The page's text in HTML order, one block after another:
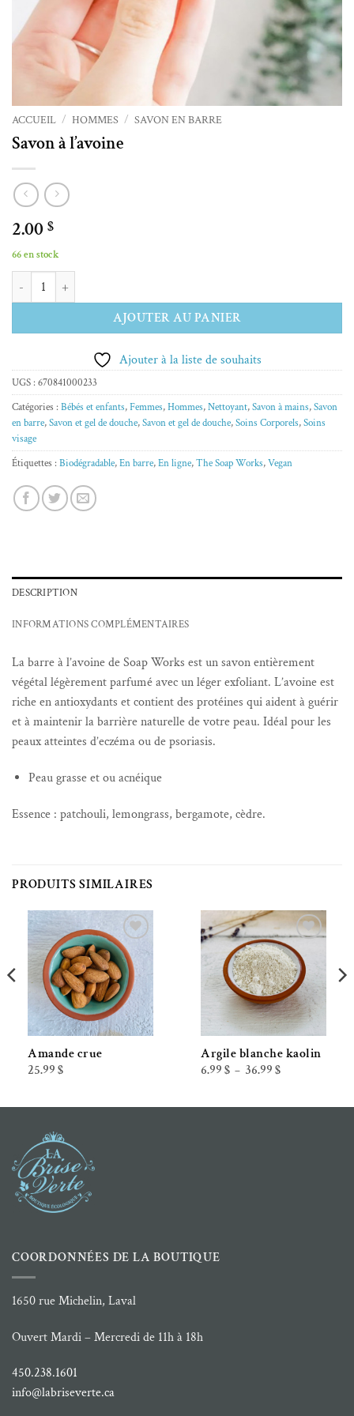
ACCUEIL / HOMMES / SAVON EN BARRE
Savon à l’avoine
2.00 $
66 en stock
quantité de Savon à l'avoine
AJOUTER AU PANIER
Alternative:
Ajouter à la liste de souhaits
UGS : 670841000233
Catégories : Bébés et enfants,Femmes,Hommes,Nettoyant,Savon à mains,Savon
en barre,Savon et gel de douche,Savon et gel de douche,Soins Corporels,Soins
visage
Étiquettes : Biodégradable,En barre,En ligne,The Soap Works,Vegan
DESCRIPTION
INFORMATIONS COMPLÉMENTAIRES
La barre à l’avoine de Soap Works est un savon entièrement
végétal légèrement parfumé avec un léger exfoliant. L’avoine est
riche en antioxydants et contient des protéines qui aident à guérir
et à maintenir la barrière naturelle de votre peau. Idéal pour les
peaux atteintes d’eczéma ou de psoriasis.
Peau grasse et ou acnéique
Essence : patchouli, lemongrass, bergamote, cèdre.
PRODUITS SIMILAIRES
Ajouter à la liste de souhaits
Amande crue
25.99 $
Ajouter à la liste de souhaits
Argile blanche kaolin
6.99 $ – 36.99 $Plage
à
COORDONNÉES DE LA BOUTIQUE
1650 rue Michelin, Laval
Ouvert Mardi – Mercredi de 11h à 18h
450.238.1601
info@labriseverte.ca